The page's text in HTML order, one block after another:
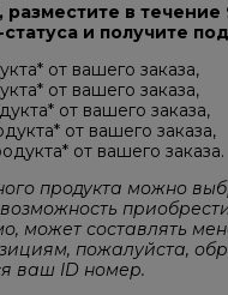
разместите в
и получите
от вашего заказа,
от вашего заказа,
от вашего заказа,
от вашего заказа,
от вашего заказа.
продукта можно
может составлять
пожалуйста,
ваш ID номер.